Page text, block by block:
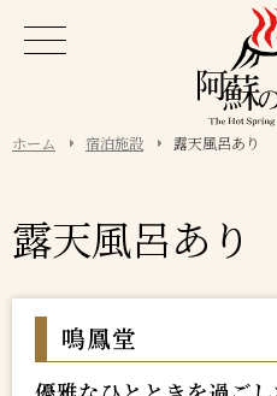
ホーム 宿泊施設 露天風呂あり
露天風呂あり
鳴鳳堂